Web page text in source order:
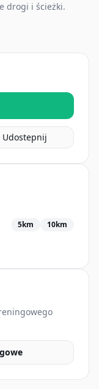
drogi i ścieżki.
Udostepnij
5km 10km